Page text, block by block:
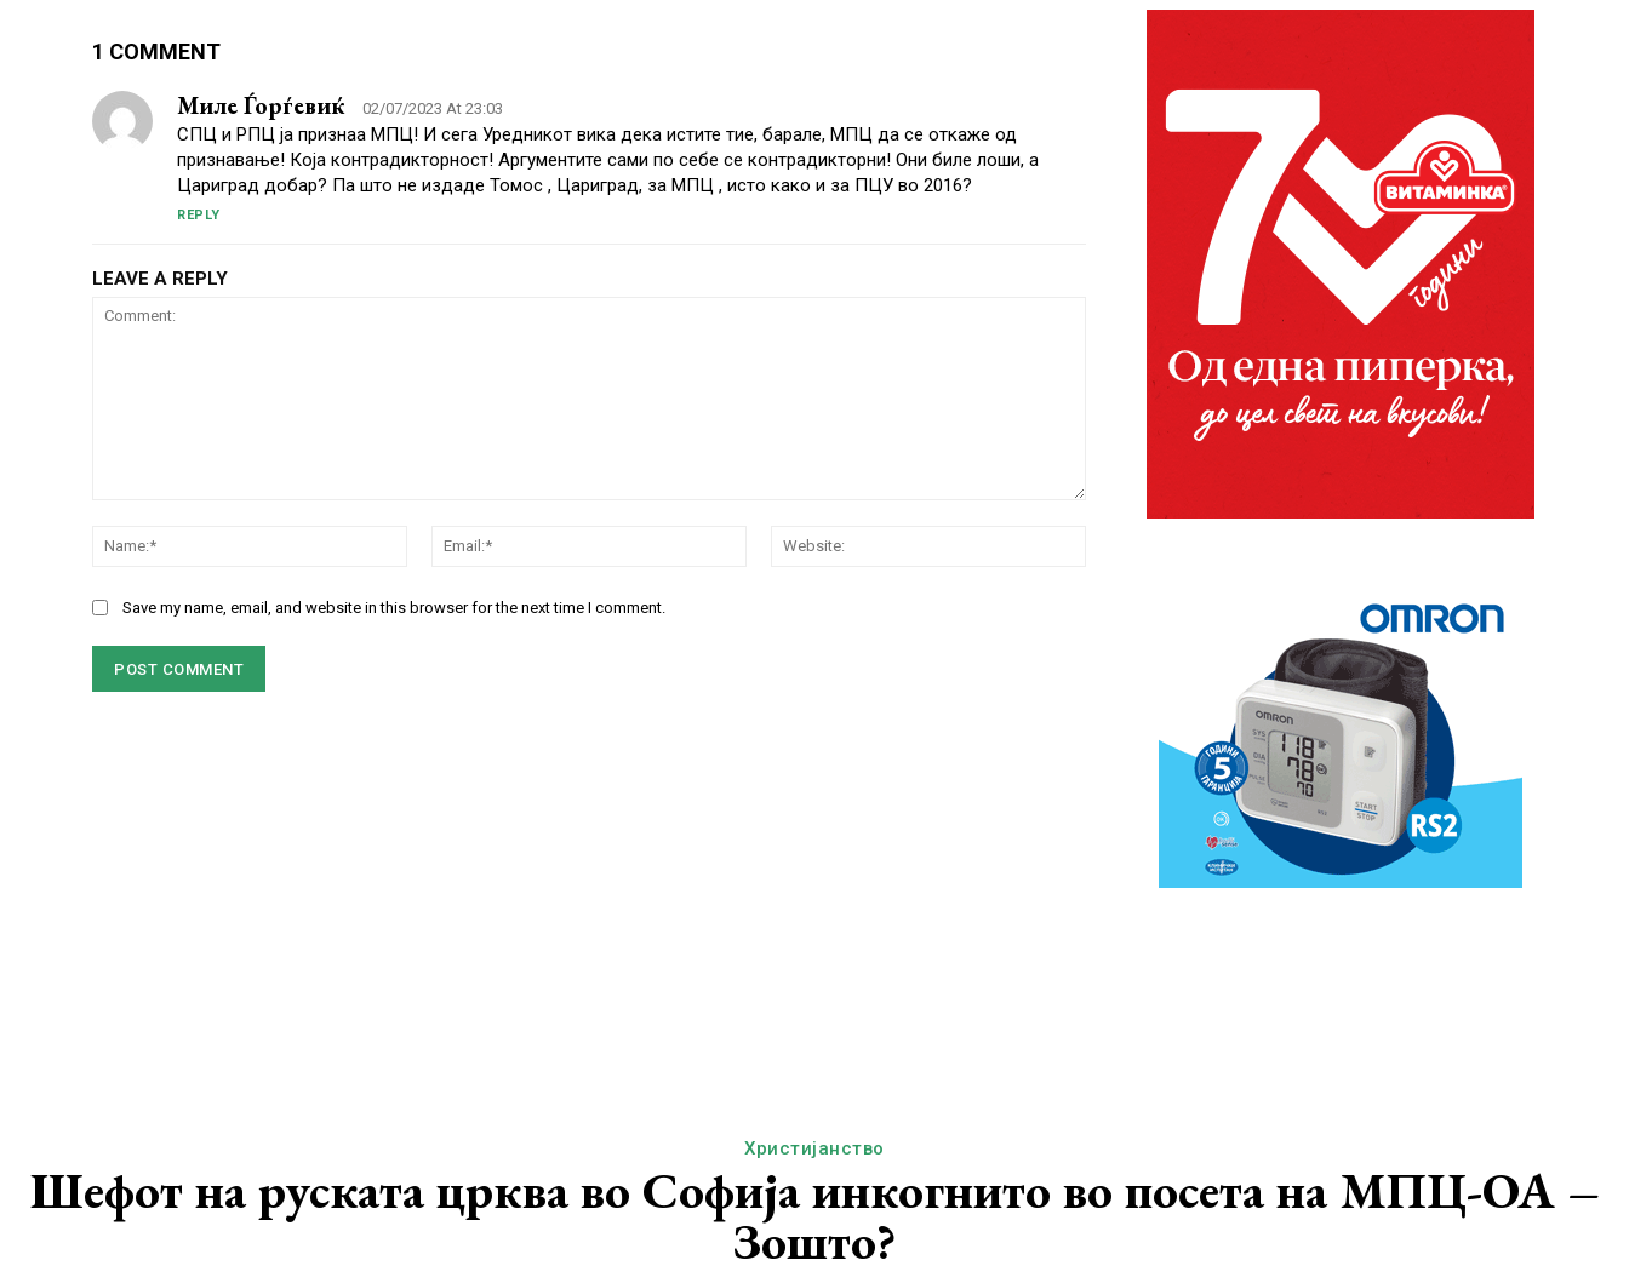
1 COMMENT
Миле Ѓорѓевиќ 02/07/2023 At 23:03
СПЦ и РПЦ ја признаа МПЦ! И сега Уредникот вика дека истите тие, барале, МПЦ да се откаже од
признавање! Која контрадикторност! Аргументите сами по себе се контрадикторни! Они биле лоши, а
Цариград добар? Па што не издаде Томос , Цариград, за МПЦ , исто како и за ПЦУ во 2016?
REPLY
LEAVE A REPLY
Name:*
Email:*
Save my name, email, and website in this browser for the next time I comment.